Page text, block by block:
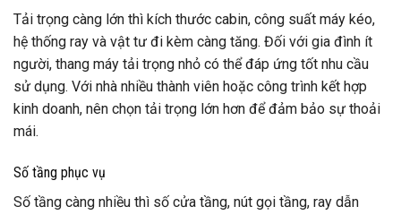
Tải trọng càng lớn thì kích thước cabin, công suất máy kéo,
hệ thống ray và vật tư đi kèm càng tăng. Đối với gia đình ít
người, thang máy tải trọng nhỏ có thể đáp ứng tốt nhu cầu
sử dụng. Với nhà nhiều thành viên hoặc công trình kết hợp
kinh doanh, nên chọn tải trọng lớn hơn để đảm bảo sự thoải
mái.
Số tầng phục vụ
Số tầng càng nhiều thì số cửa tầng, nút gọi tầng, ray dẫn